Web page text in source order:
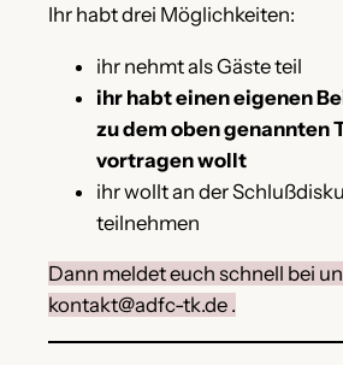
Ihr habt drei Möglichkeiten:
ihr nehmt als Gäste teil
ihr habt einen eigenen
zu dem oben genannten
vortragen wollt
ihr wollt an der
teilnehmen
Dann meldet euch schnell bei
kontakt@adfc-tk.de .